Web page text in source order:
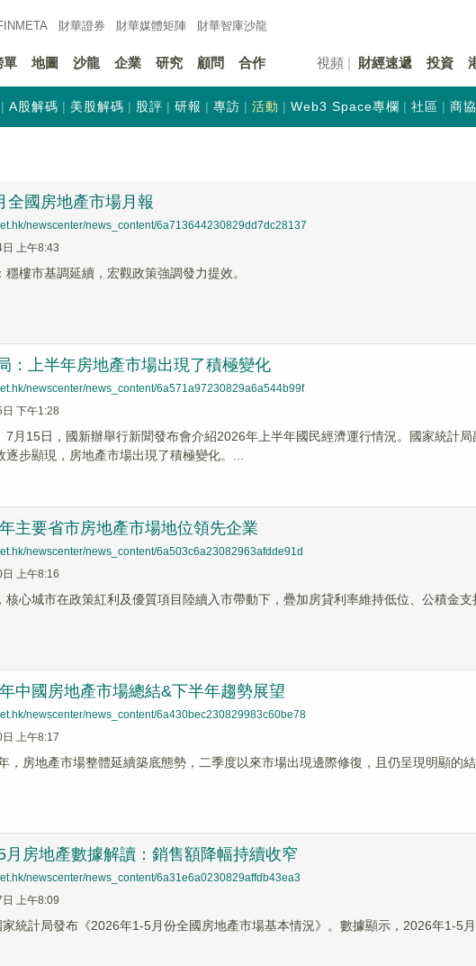
財華證券 財華媒體矩陣 財華智庫沙龍
單 地圖 沙龍 企業 研究 顧問 合作 視頻 財經速遞 投資
A股解碼 美股解碼 股評 研報 專訪 活動 Web3 Space專欄 社區 商
全國房地產市場月報
newscenter/news_content/6a713644230829dd7dc28137
上午8:43
穩樓市基調延續，宏觀政策強調發力提效。
：上半年房地產市場出現了積極變化
newscenter/news_content/6a571a97230829a6a544b99f
下午1:28
7月15日，國新辦舉行新聞發布會介紹2026年上半年國民經濟運行情況。國家統計
逐步顯現，房地產市場出現了積極變化。...
主要省市房地產市場地位領先企業
newscenter/news_content/6a503c6a23082963afdde91d
上午8:16
核心城市在政策紅利及優質項目陸續入市帶動下，疊加房貸利率維持低位、公積金
中國房地產市場總結&下半年趨勢展望
newscenter/news_content/6a430bec230829983c60be78
上午8:17
，房地產市場整體延續築底態勢，二季度以來市場出現邊際修復，且仍呈現明顯的結
月房地產數據解讀：銷售額降幅持續收窄
newscenter/news_content/6a31e6a0230829affdb43ea3
上午8:09
統計局發布《2026年1-5月份全國房地產市場基本情況》。數據顯示，2026年1-5